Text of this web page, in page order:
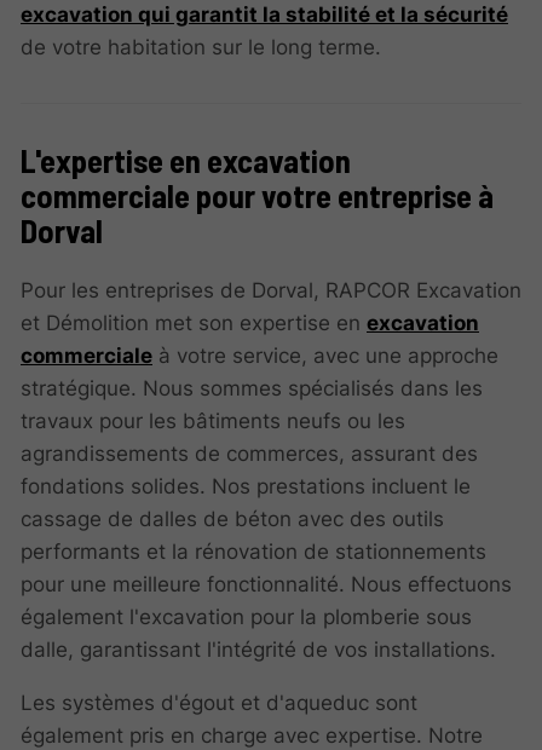
excavation qui garantit la stabilité et la sécurité
de votre habitation sur le long terme.
L'expertise en excavation
commerciale pour votre entreprise à
Dorval
Pour les entreprises de Dorval, RAPCOR Excavation
et Démolition met son expertise en excavation
commerciale à votre service, avec une approche
stratégique. Nous sommes spécialisés dans les
travaux pour les bâtiments neufs ou les
agrandissements de commerces, assurant des
fondations solides. Nos prestations incluent le
cassage de dalles de béton avec des outils
performants et la rénovation de stationnements
pour une meilleure fonctionnalité. Nous effectuons
également l'excavation pour la plomberie sous
dalle, garantissant l'intégrité de vos installations.
Les systèmes d'égout et d'aqueduc sont
également pris en charge avec expertise. Notre